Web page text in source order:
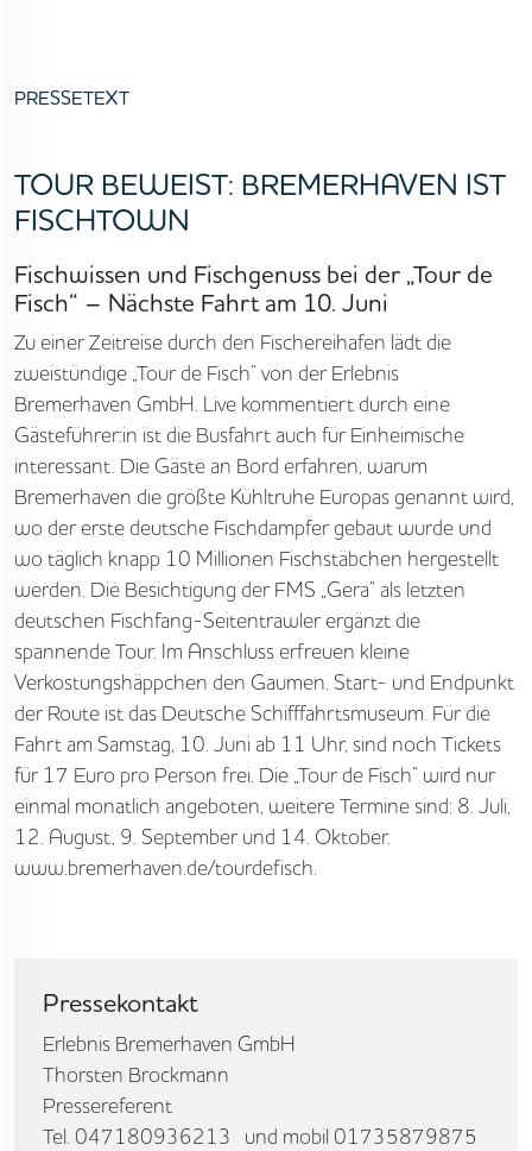
STARTSEITE
UNTERNEHMEN
VORGEHEN
ANGEBOTE
WISSEN
AKTUELLES
MEDIEN
JOBS
NORDSEETOURISMUSTAG
PRESSETEXT
TOUR BEWEIST: BREMERHAVEN IST
FISCHTOWN
Fischwissen und Fischgenuss bei der „Tour de
Fisch“ – Nächste Fahrt am 10. Juni
Zu einer Zeitreise durch den Fischereihafen lädt die
zweistündige „Tour de Fisch“ von der Erlebnis
Bremerhaven GmbH. Live kommentiert durch eine
Gästeführer:in ist die Busfahrt auch für Einheimische
interessant. Die Gäste an Bord erfahren, warum
Bremerhaven die größte Kühltruhe Europas genannt wird,
wo der erste deutsche Fischdampfer gebaut wurde und
wo täglich knapp 10 Millionen Fischstäbchen hergestellt
werden. Die Besichtigung der FMS „Gera“ als letzten
deutschen Fischfang-Seitentrawler ergänzt die
spannende Tour. Im Anschluss erfreuen kleine
Verkostungshäppchen den Gaumen. Start- und Endpunkt
der Route ist das Deutsche Schifffahrtsmuseum. Für die
Fahrt am Samstag, 10. Juni ab 11 Uhr, sind noch Tickets
für 17 Euro pro Person frei. Die „Tour de Fisch“ wird nur
einmal monatlich angeboten, weitere Termine sind: 8. Juli,
12. August, 9. September und 14. Oktober.
www.bremerhaven.de/tourdefisch.
Pressekontakt
Erlebnis Bremerhaven GmbH
Thorsten Brockmann
Pressereferent
Tel. 047180936213 und mobil 01735879875